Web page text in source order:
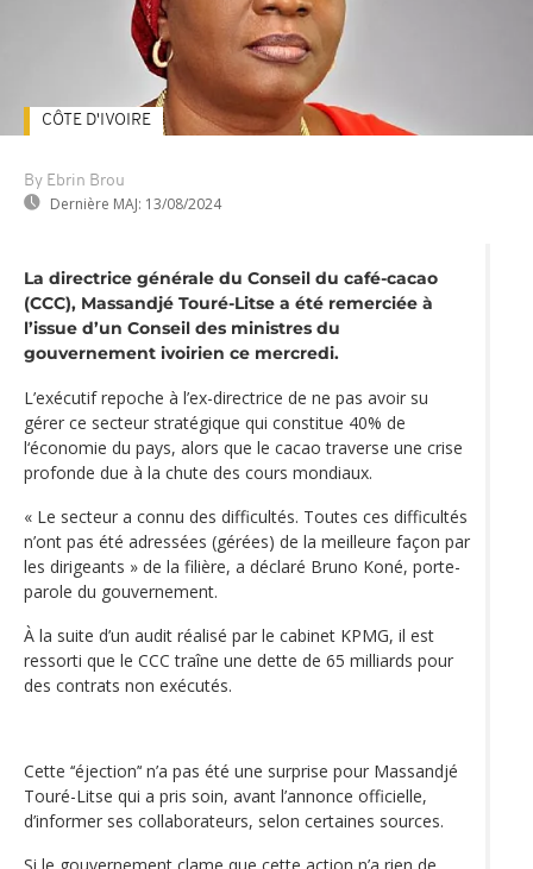
By Ebrin Brou
Dernière MAJ: 13/08/2024
CÔTE D'IVOIRE
La directrice générale du Conseil du café-cacao
(CCC), Massandjé Touré-Litse a été remerciée à
l’issue d’un Conseil des ministres du
gouvernement ivoirien ce mercredi.
L’exécutif repoche à l’ex-directrice de ne pas avoir su
gérer ce secteur stratégique qui constitue 40% de
l‘économie du pays, alors que le cacao traverse une crise
profonde due à la chute des cours mondiaux.
« Le secteur a connu des difficultés. Toutes ces difficultés
n’ont pas été adressées (gérées) de la meilleure façon par
les dirigeants » de la filière, a déclaré Bruno Koné, porte-
parole du gouvernement.
À la suite d’un audit réalisé par le cabinet KPMG, il est
ressorti que le CCC traîne une dette de 65 milliards pour
des contrats non exécutés.
Cette ‘‘éjection’‘ n’a pas été une surprise pour Massandjé
Touré-Litse qui a pris soin, avant l’annonce officielle,
d’informer ses collaborateurs, selon certaines sources.
Si le gouvernement clame que cette action n’a rien de